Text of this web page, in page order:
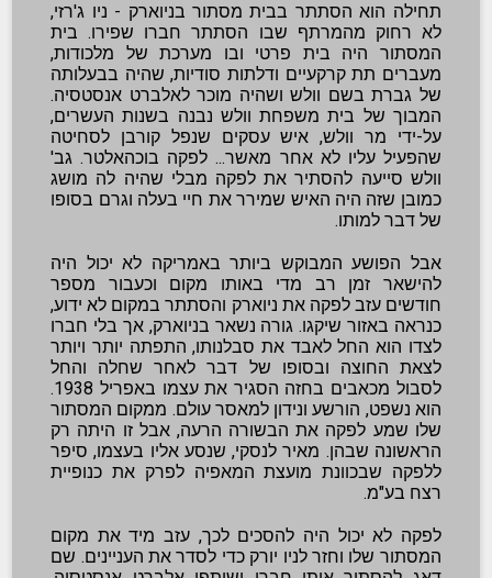
תחילה הוא הסתתר בבית מסתור בניוארק - ניו ג'רזי,
לא רחוק מהמרתף שבו הסתתר חברו שפירו. בית
המסתור היה בית פרטי ובו מערכת של מלכודות,
מעברים תת קרקעיים ודלתות סודיות, שהיה בבעלותה
של גברת בשם וולש ושהיה מוכר לאלברט אנסטסיה.
המבוך של בית משפחת וולש נבנה בשנות העשרים,
על-ידי מר וולש, איש עסקים שנפל קורבן לסחיטה
שהפעיל עליו לא אחר מאשר... לפקה בוכהאלטר. גב'
וולש סייעה להסתיר את לפקה מבלי שהיה לה מושג
כמובן שזה היה האיש שמירר את חיי בעלה וגרם בסופו
של דבר למותו.
אבל הפושע המבוקש ביותר באמריקה לא יכול היה
להישאר זמן רב מדי באותו מקום וכעבור מספר
חודשים עזב לפקה את ניוארק והסתתר במקום לא ידוע,
כנראה באזור שיקגו. גורה נשאר בניוארק, אך בלי חברו
לצדו הוא החל לאבד את סבלנותו, התפתה יותר ויותר
לצאת החוצה ובסופו של דבר לאחר שחלה והחל
לסבול מכאבים בחזה הסגיר את עצמו באפריל 1938.
הוא נשפט, הורשע ונידון למאסר עולם. ממקום המסתור
שלו שמע לפקה את הבשורה הרעה, אבל זו היתה רק
הראשונה שבהן. מאיר לנסקי, שנסע אליו בעצמו, סיפר
ללפקה שבכוונת מועצת המאפיה לפרק את כנופיית
רצח בע"מ.
לפקה לא יכול היה להסכים לכך, עזב מיד את מקום
המסתור שלו וחזר לניו יורק כדי לסדר את העניינים. שם